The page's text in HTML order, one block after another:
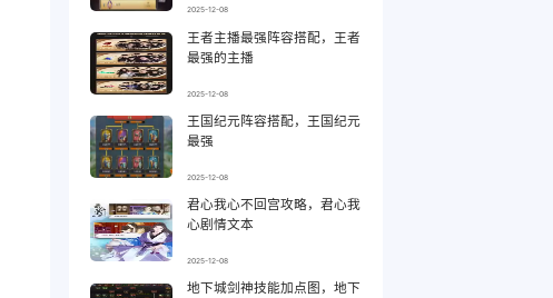
2025-12-08
王者主播最强阵容搭配，王者
最强的主播
2025-12-08
王国纪元阵容搭配，王国纪元
最强
2025-12-08
君心我心不回宫攻略，君心我
心剧情文本
2025-12-08
地下城剑神技能加点图，地下